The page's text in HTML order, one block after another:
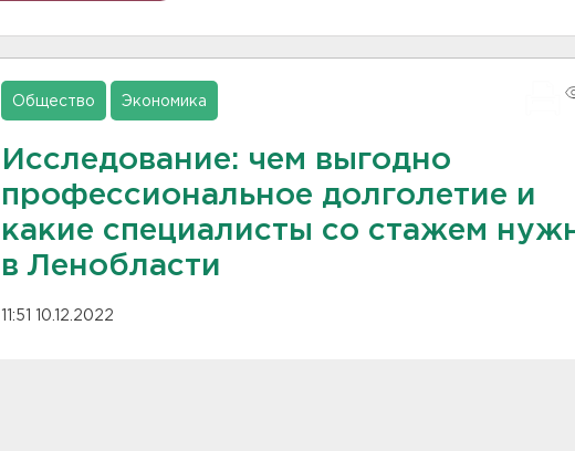
Общество Экономика
Исследование: чем выгодно
профессиональное долголетие и
какие специалисты со стажем
в Ленобласти
11:51 10.12.2022